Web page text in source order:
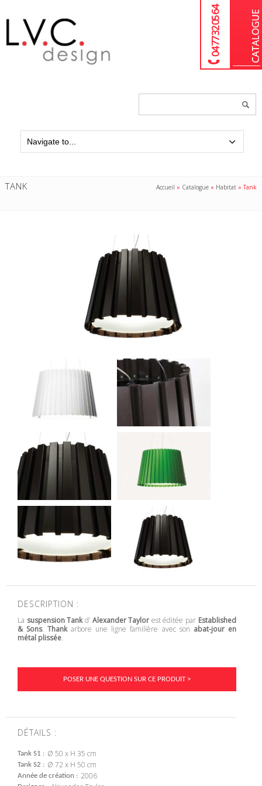
04 77 32 05 64
TANK Accueil » Catalogue » Habitat »Tank
DESCRIPTION :
La suspension Tankd’ Alexander Taylor est éditée par Established
& Sons.Thankarbore une ligne familière avec son abat-jour en
métal plissée.
POSER UNE QUESTION SUR CE PRODUIT >
DÉTAILS :
Tank S1 Ø 50 x H 35 cm
Tank S2 Ø 72 x H 50 cm
Année de création 2006